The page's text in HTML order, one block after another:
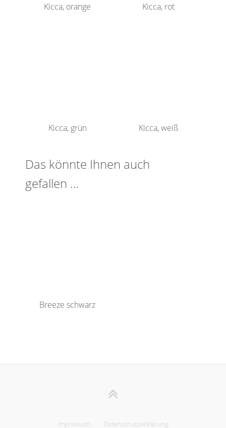
Kicca, orange Kicca, rot
Kicca, grün Kicca, weiß
Das könnte Ihnen auch
gefallen …
Breeze schwarz
Impressum Datenschutzerklärung